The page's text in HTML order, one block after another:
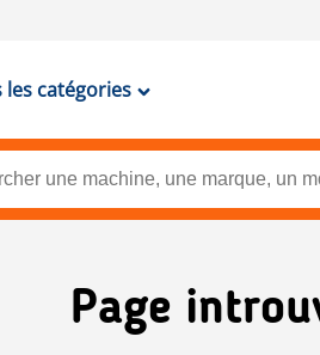
les catégories
Page